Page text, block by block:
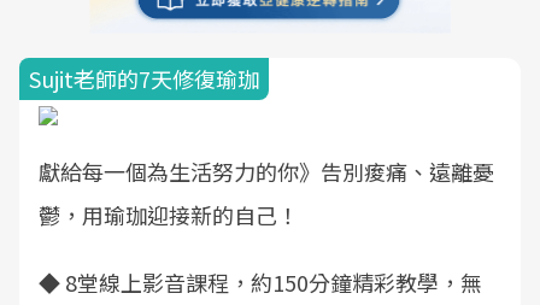
Sujit老師的7天修復瑜珈
獻給每一個為生活努力的你》告別痠痛、遠離憂
鬱，用瑜珈迎接新的自己！
◆ 8堂線上影音課程，約150分鐘精彩教學，無